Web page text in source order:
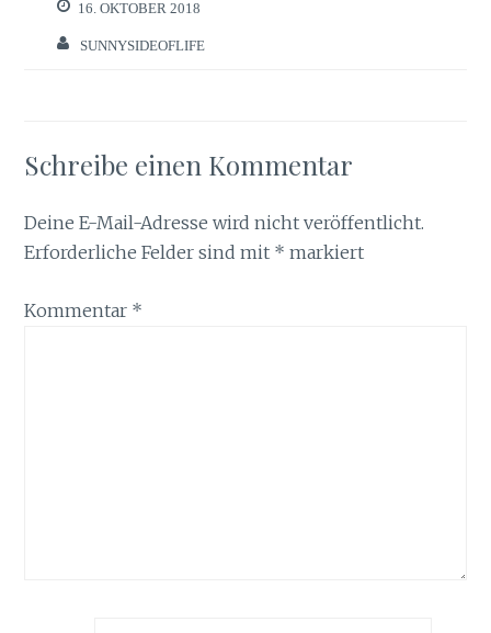
16. OKTOBER 2018
SUNNYSIDEOFLIFE
Schreibe einen Kommentar
Deine E-Mail-Adresse wird nicht veröffentlicht.
Erforderliche Felder sind mit * markiert
Kommentar *